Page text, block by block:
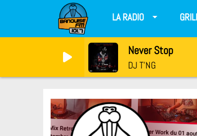
LA RADIO
Never Stop
DJ T'NG